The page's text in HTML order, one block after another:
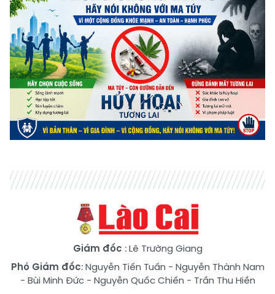
Giám đốc : Lê Trường Giang
Phó Giám đốc:Nguyễn Tiến Tuấn - Nguyễn Thành Nam
- Bùi Minh Đức- Nguyễn Quốc Chiến - Trần Thu Hiền